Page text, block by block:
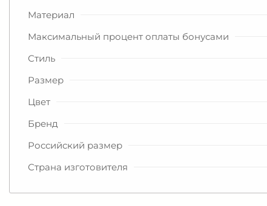
Материал
Максимальный процент оплаты бонусами
Стиль
Размер
Цвет
Бренд
Российский размер
Страна изготовителя